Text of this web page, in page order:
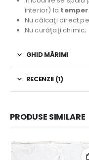
interior) la
Nu călcaţi direct
Nu curăţaţi chimic;
GHID MĂRIMI
RECENZII (1)
PRODUSE SIMILARE